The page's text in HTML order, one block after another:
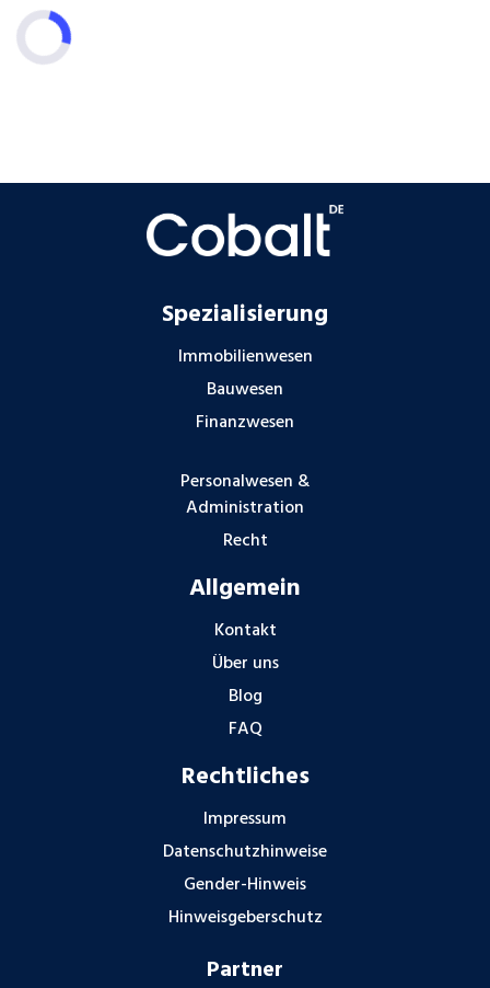
Spezialisierung
Immobilienwesen
Bauwesen
Finanzwesen
Personalwesen &
Administration
Recht
Allgemein
Kontakt
Über uns
Blog
FAQ
Rechtliches
Impressum
Datenschutzhinweise
Gender-Hinweis
Hinweisgeberschutz
Partner